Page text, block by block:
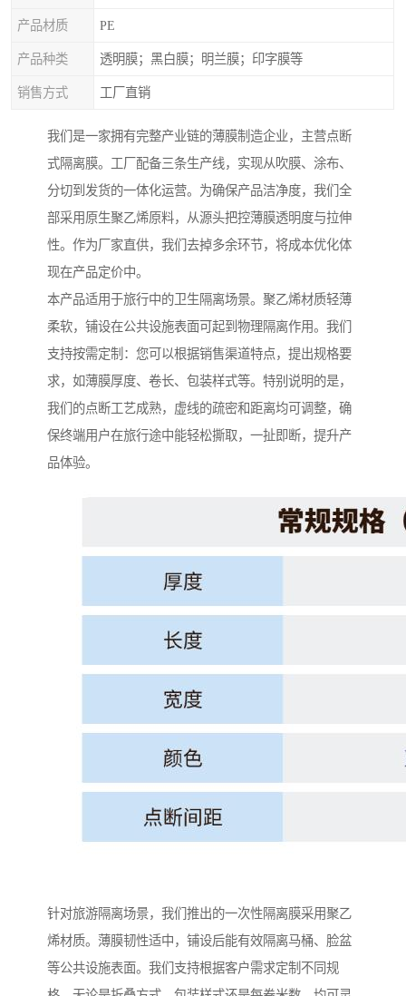
产品材质 PE
产品种类 透明膜；黑白膜；明兰膜；印字膜等
销售方式 工厂直销
我们是一家拥有完整产业链的薄膜制造企业，主营点断
式隔离膜。工厂配备三条生产线，实现从吹膜、涂布、
分切到发货的一体化运营。为确保产品洁净度，我们全
部采用原生聚乙烯原料，从源头把控薄膜透明度与拉伸
性。作为厂家直供，我们去掉多余环节，将成本优化体
现在产品定价中。
本产品适用于旅行中的卫生隔离场景。聚乙烯材质轻薄
柔软，铺设在公共设施表面可起到物理隔离作用。我们
支持按需定制：您可以根据销售渠道特点，提出规格要
求，如薄膜厚度、卷长、包装样式等。特别说明的是，
我们的点断工艺成熟，虚线的疏密和距离均可调整，确
保终端用户在旅行途中能轻松撕取，一扯即断，提升产
品体验。
针对旅游隔离场景，我们推出的一次性隔离膜采用聚乙
烯材质。薄膜韧性适中，铺设后能有效隔离马桶、脸盆
等公共设施表面。我们支持根据客户需求定制不同规